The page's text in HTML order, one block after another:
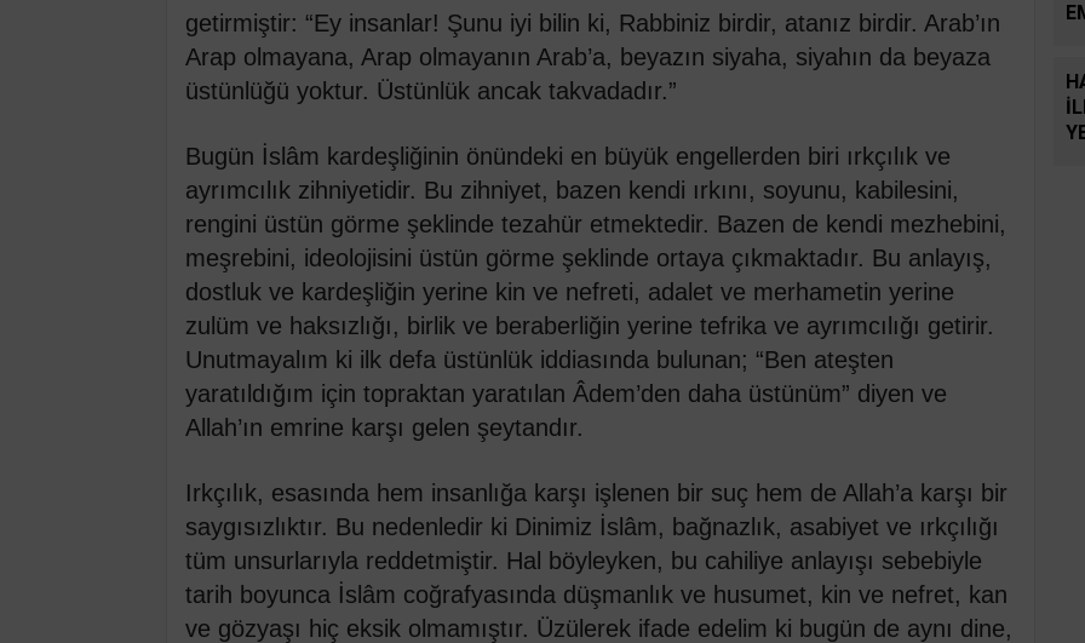
getirmiştir: “Ey insanlar! Şunu iyi bilin ki, Rabbiniz birdir, atanız birdir. Arab’ın
Arap olmayana, Arap olmayanın Arab’a, beyazın siyaha, siyahın da beyaza
üstünlüğü yoktur. Üstünlük ancak takvadadır.”
Bugün İslâm kardeşliğinin önündeki en büyük engellerden biri ırkçılık ve
ayrımcılık zihniyetidir. Bu zihniyet, bazen kendi ırkını, soyunu, kabilesini,
rengini üstün görme şeklinde tezahür etmektedir. Bazen de kendi mezhebini,
meşrebini, ideolojisini üstün görme şeklinde ortaya çıkmaktadır. Bu anlayış,
dostluk ve kardeşliğin yerine kin ve nefreti, adalet ve merhametin yerine
zulüm ve haksızlığı, birlik ve beraberliğin yerine tefrika ve ayrımcılığı getirir.
Unutmayalım ki ilk defa üstünlük iddiasında bulunan; “Ben ateşten
yaratıldığım için topraktan yaratılan Âdem’den daha üstünüm” diyen ve
Allah’ın emrine karşı gelen şeytandır.
Irkçılık, esasında hem insanlığa karşı işlenen bir suç hem de Allah’a karşı bir
saygısızlıktır. Bu nedenledir ki Dinimiz İslâm, bağnazlık, asabiyet ve ırkçılığı
tüm unsurlarıyla reddetmiştir. Hal böyleyken, bu cahiliye anlayışı sebebiyle
tarih boyunca İslâm coğrafyasında düşmanlık ve husumet, kin ve nefret, kan
ve gözyaşı hiç eksik olmamıştır. Üzülerek ifade edelim ki bugün de aynı dine,